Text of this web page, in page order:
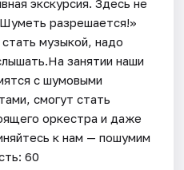
экскурсия. Здесь не
разрешается!»
музыкой, надо
занятии наши
с шумовыми
смогут стать
оркестра и даже
к нам — пошумим
60